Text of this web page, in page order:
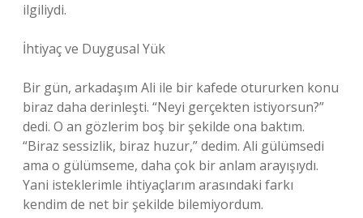
ilgiliydi.
İhtiyaç ve Duygusal Yük
Bir gün, arkadaşım Ali ile bir kafede otururken konu
biraz daha derinleşti. “Neyi gerçekten istiyorsun?”
dedi. O an gözlerim boş bir şekilde ona baktım.
“Biraz sessizlik, biraz huzur,” dedim. Ali gülümsedi
ama o gülümseme, daha çok bir anlam arayışıydı.
Yani isteklerimle ihtiyaçlarım arasındaki farkı
kendim de net bir şekilde bilemiyordum.